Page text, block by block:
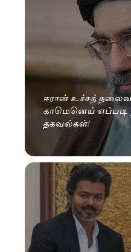
ஈரான் உச்சத்
காமெனெய் எப்படி
தகவல்கள்!